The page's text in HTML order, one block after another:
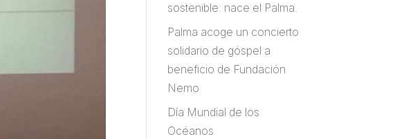
sostenible: nace el Palma.
Palma acoge un concierto
solidario de góspel a
beneficio de Fundación
Nemo
Día Mundial de los
Océanos